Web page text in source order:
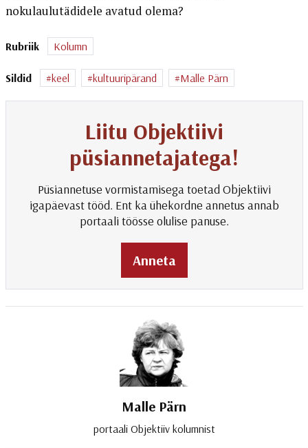
nokulaulutädidele avatud olema?
Rubriik Kolumn
Sildid keel kultuuripärand Malle Pärn
Liitu Objektiivi
püsiannetajatega!
Püsiannetuse vormistamisega toetad Objektiivi
igapäevast tööd. Ent ka ühekordne annetus annab
portaali töösse olulise panuse.
Anneta
Malle Pärn
portaali Objektiiv kolumnist